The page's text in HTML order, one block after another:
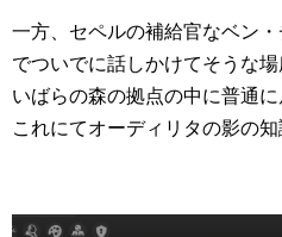
一方、セペルの補給官なベン
でついでに話しかけてそうな場
いばらの森の拠点の中に普通に
これにてオーディリタの影の知